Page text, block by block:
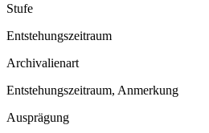
Stufe
Entstehungszeitraum
Archivalienart
Entstehungszeitraum, Anmerkung
Ausprägung